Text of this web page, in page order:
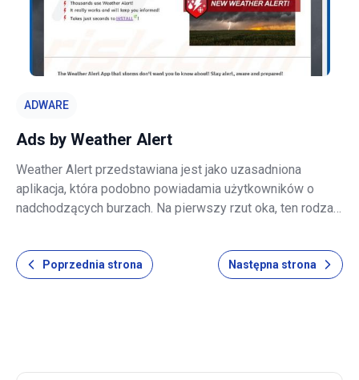
ADWARE
Ads by Weather Alert
Weather Alert przedstawiana jest jako uzasadniona
aplikacja, która podobno powiadamia użytkowników o
nadchodzących burzach. Na pierwszy rzut oka, ten rodzaj
poręczny. Niemniej jednak, ze względu na swoje
nieuczciwe zachowanie, Weather Alert jest uwa
Poprzednia strona Następna strona